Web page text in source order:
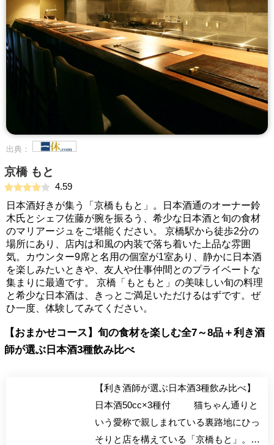
出典：
京橋 もと
4.59
日本酒好きが集う「京橋ももと」。日本酒通のオーナー鈴
木氏とシェフ佐藤が腕を振るう、希少な日本酒と旬の食材
のマリアージュをご堪能ください。 京橋駅から徒歩2分の
場所にあり、店内は和風の内装で落ち着いた上品な雰囲
気。カウンター9席と名用の個室が1室あり、静かに日本酒
を楽しみたいときや、友人や仕事仲間とのプライベートな
集まりに最適です。 京橋「もともと」の美味しい旬の料理
と希少な日本酒は、きっとご満足いただけるはずです。ぜ
ひ一度、体験してみてください。
【おまかせコース】旬の食材を楽しむ全7～8品＋利き酒
師が選ぶ日本酒3種飲み比べ
【利き酒師が選ぶ日本酒3種飲み比べ】
日本酒50cc×3種付 猫ちゃん通りと
いう愛称で親しまれている裏路地にひっ
そりと店を構えている「京橋もと」。